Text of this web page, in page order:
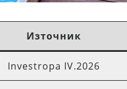
Източник
Investropa IV.2026